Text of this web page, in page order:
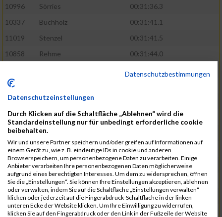
10996
Sörries
00:31:36.3
10337
Buchholz
00:31:41.1
11019
Stenzel
00:31:41.5
10858
Rehme
00:31:44.0
10553
11083
Wegner
10646
Köhler
00:31:52.2
10676
Kricke
11128
Wünsch
00:31:58.4
10492
Hanisch
00:31:58.6
10634
Knauft
00:31:59.1
10868
Restemeier
00:31:59.2
10480
Gutsche 00:32:01.9
Datenschutzbestimmungen
Datenschutzeinstellungen
Durch Klicken auf die Schaltfläche „Ablehnen“ wird die
Standardeinstellung nur für unbedingt erforderliche cookie
beibehalten.
Wir und unsere Partner speichern und/oder greifen auf Informationen auf
einem Gerät zu, wie z. B. eindeutige IDs in cookie und anderen
Browserspeichern, um personenbezogene Daten zu verarbeiten. Einige
Anbieter verarbeiten Ihre personenbezogenen Daten möglicherweise
aufgrund eines berechtigten Interesses. Um dem zu widersprechen, öffnen
Sie die „Einstellungen“. Sie können Ihre Einstellungen akzeptieren, ablehnen
oder verwalten, indem Sie auf die Schaltfläche „Einstellungen verwalten“
klicken oder jederzeit auf die Fingerabdruck-Schaltfläche in der linken
unteren Ecke der Website klicken. Um Ihre Einwilligung zu widerrufen,
klicken Sie auf den Fingerabdruck oder den Link in der Fußzeile der Website